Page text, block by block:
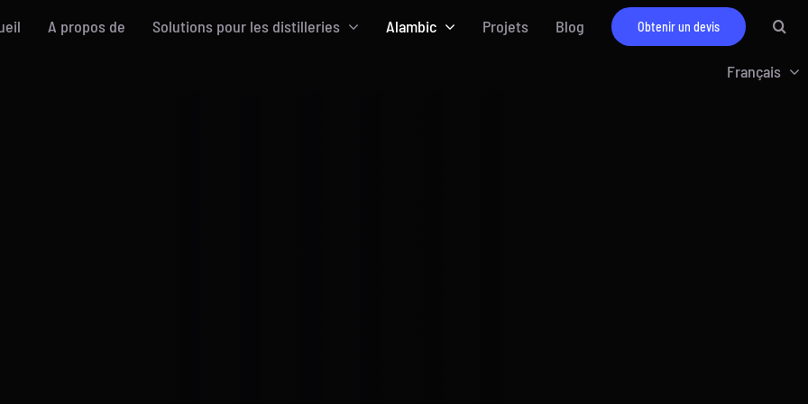
A propos de Solutions pour les distilleries Alambic Projets Blog Obtenir un devis
Français